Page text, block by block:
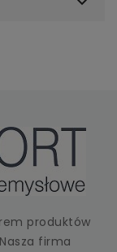
produktów
firma